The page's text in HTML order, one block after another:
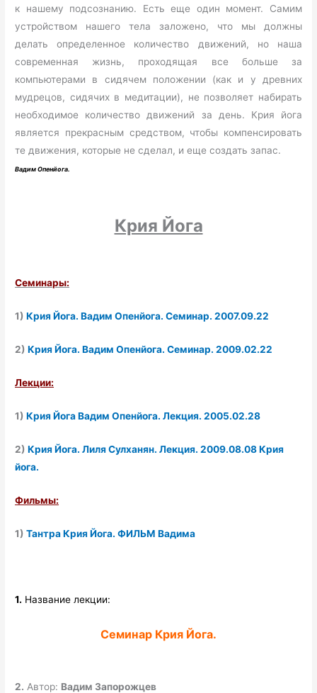
к нашему подсознанию. Есть еще один момент. Самим
устройством нашего тела заложено, что мы должны
делать определенное количество движений, но наша
современная жизнь, проходящая все больше за
компьютерами в сидячем положении (как и у древних
мудрецов, сидячих в медитации), не позволяет набирать
необходимое количество движений за день. Крия йога
является прекрасным средством, чтобы компенсировать
те движения, которые не сделал, и еще создать запас.
Вадим Опенйога.
Крия Йога
Семинары:
1)Крия Йога. Вадим Опенйога. Семинар. 2007.09.22
2)Крия Йога. Вадим Опенйога. Семинар. 2009.02.22
Лекции:
1)Крия Йога Вадим Опенйога. Лекция. 2005.02.28
2)Крия Йога. Лиля Сулханян. Лекция. 2009.08.08 Крия
йога.
Фильмы:
1)Тантра Крия Йога. ФИЛЬМ Вадима
1. Название лекции:
Семинар Крия Йога.
2. Автор: Вадим Запорожцев